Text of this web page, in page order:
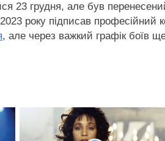
23 грудня, але був
року підписав професійний
, але через важкий графік боїв